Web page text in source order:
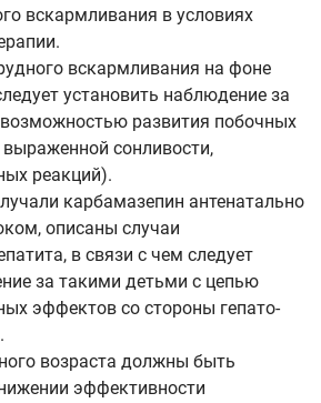
вскармливания в условиях
вскармливания на фоне
установить наблюдение за
развития побочных
сонливости,
реакций).
карбамазепин антенатально
описаны случаи
в связи с чем следует
за такими детьми с цепью
эффектов со стороны гепато-
возраста должны быть
эффективности